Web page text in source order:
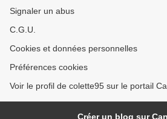
Signaler un abus
C.G.U.
Cookies et données personnelles
Préférences cookies
Voir le profil de colette95 sur le portail
Créer un blog sur